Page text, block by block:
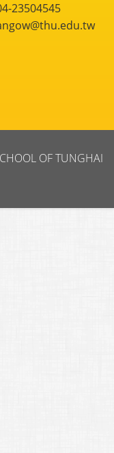
23504545
OF TUNGHAI